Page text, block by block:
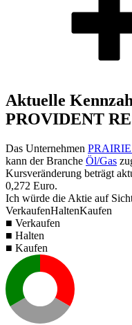
Aktuelle
PROVIDENT
Das Unternehmen
kann der Branche Öl/Gas
Kursveränderung beträgt
0,272 Euro.
Ich würde die Aktie auf
VerkaufenHaltenKaufen
■ Verkaufen
■ Halten
■ Kaufen